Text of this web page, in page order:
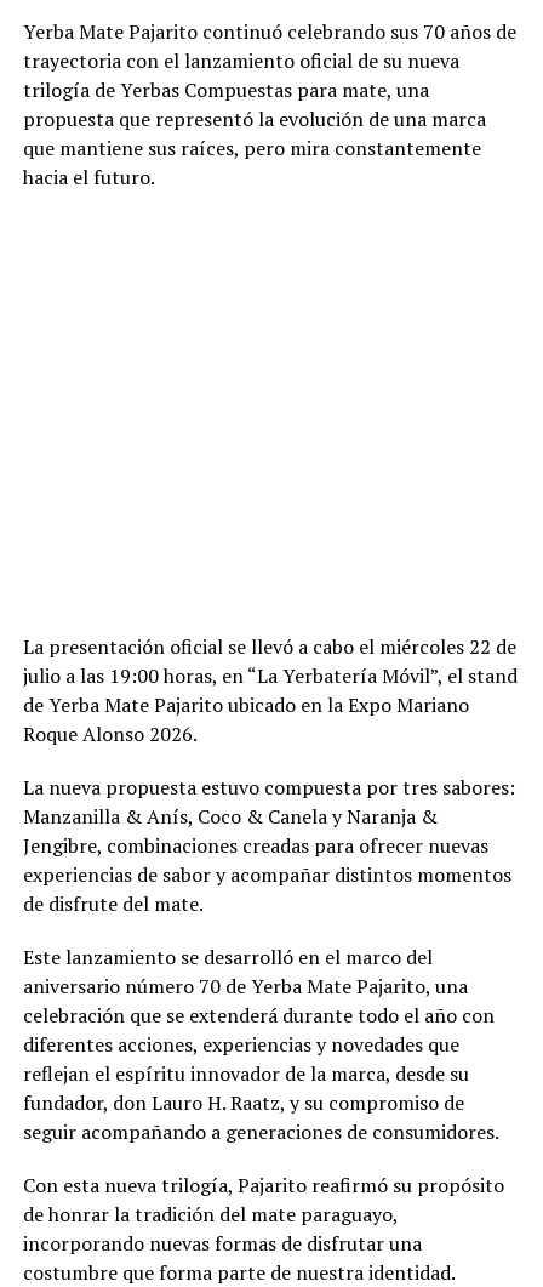
Yerba Mate Pajarito continuó celebrando sus 70 años de
trayectoria con el lanzamiento oficial de su nueva
trilogía de Yerbas Compuestas para mate, una
propuesta que representó la evolución de una marca
que mantiene sus raíces, pero mira constantemente
hacia el futuro.
La presentación oficial se llevó a cabo el miércoles 22 de
julio a las 19:00 horas, en “La Yerbatería Móvil”, el stand
de Yerba Mate Pajarito ubicado en la Expo Mariano
Roque Alonso 2026.
La nueva propuesta estuvo compuesta por tres sabores:
Manzanilla & Anís, Coco & Canela y Naranja &
Jengibre, combinaciones creadas para ofrecer nuevas
experiencias de sabor y acompañar distintos momentos
de disfrute del mate.
Este lanzamiento se desarrolló en el marco del
aniversario número 70 de Yerba Mate Pajarito, una
celebración que se extenderá durante todo el año con
diferentes acciones, experiencias y novedades que
reflejan el espíritu innovador de la marca, desde su
fundador, don Lauro H. Raatz, y su compromiso de
seguir acompañando a generaciones de consumidores.
Con esta nueva trilogía, Pajarito reafirmó su propósito
de honrar la tradición del mate paraguayo,
incorporando nuevas formas de disfrutar una
costumbre que forma parte de nuestra identidad.